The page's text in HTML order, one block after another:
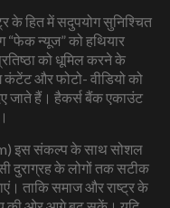
के हित में सदुपयोग सुनिश्चित
“फेक न्यूज” को हथियार
को धूमिल करने के
कंटेंट और फोटो- वीडियो को
जाते हैं। हैकर्स बैंक एकाउंट
इस संकल्प के साथ सोशल
दुराग्रह के लोगों तक सटीक
ताकि समाज और राष्ट्र के